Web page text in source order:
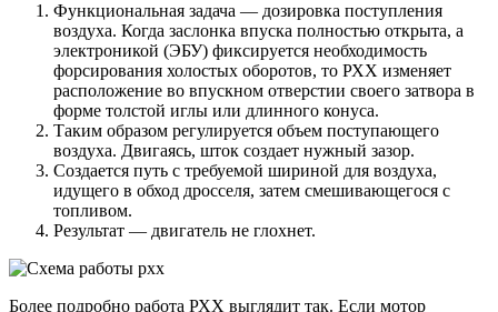
Функциональная задача — дозировка поступления
воздуха. Когда заслонка впуска полностью открыта, а
электроникой (ЭБУ) фиксируется необходимость
форсирования холостых оборотов, то РХХ изменяет
расположение во впускном отверстии своего затвора в
форме толстой иглы или длинного конуса.
Таким образом регулируется объем поступающего
воздуха. Двигаясь, шток создает нужный зазор.
Создается путь с требуемой шириной для воздуха,
идущего в обход дросселя, затем смешивающегося с
топливом.
Результат — двигатель не глохнет.
Более подробно работа РХХ выглядит так. Если мотор